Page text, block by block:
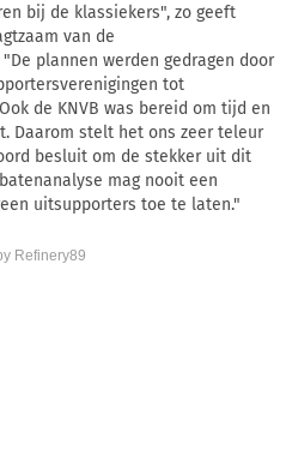
bij de klassiekers", zo geeft
van de
plannen werden gedragen door
tot
de KNVB was bereid om tijd en
Daarom stelt het ons zeer teleur
besluit om de stekker uit dit
mag nooit een
uitsupporters toe te laten."
Refinery89